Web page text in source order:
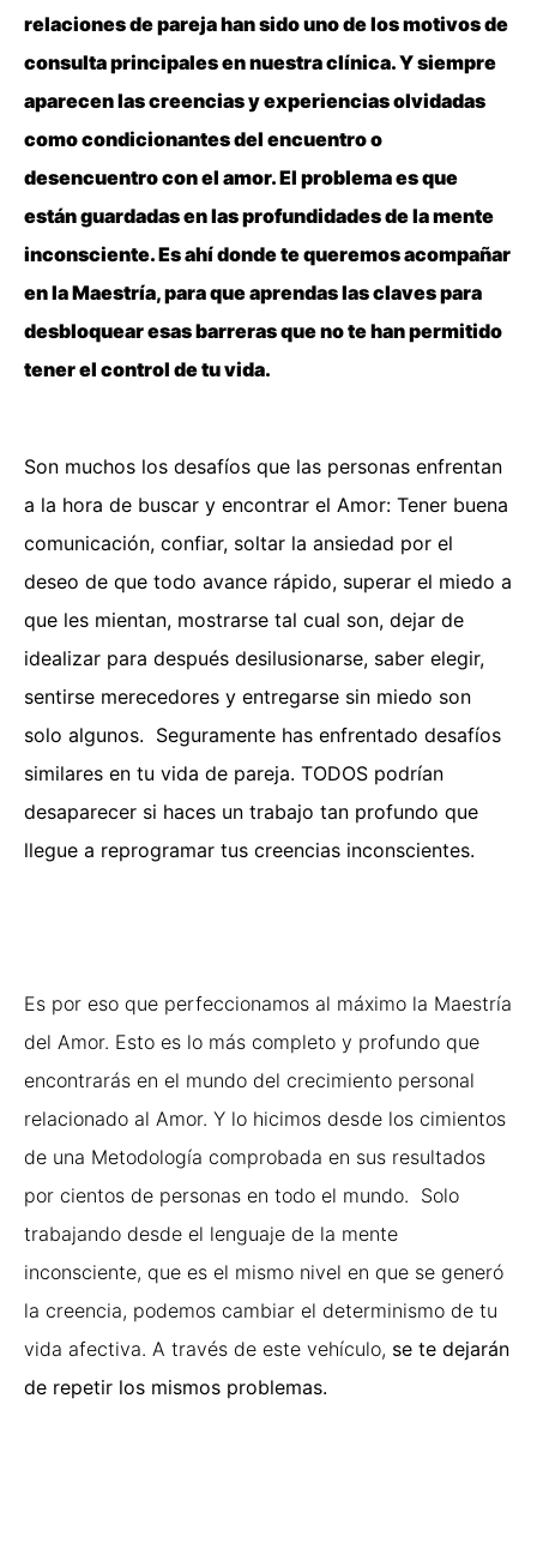
relaciones de pareja han sido uno de los motivos de
consulta principales en nuestra clínica. Y siempre
aparecen las creencias y experiencias olvidadas
como condicionantes del encuentro o
desencuentro con el amor. El problema es que
están guardadas en las profundidades de la mente
inconsciente. Es ahí donde te queremos acompañar
en la Maestría, para que aprendas las claves para
desbloquear esas barreras que no te han permitido
tener el control de tu vida.
Son muchos los desafíos que las personas enfrentan
a la hora de buscar y encontrar el Amor: Tener buena
comunicación, confiar, soltar la ansiedad por el
deseo de que todo avance rápido, superar el miedo a
que les mientan, mostrarse tal cual son, dejar de
idealizar para después desilusionarse, saber elegir,
sentirse merecedores y entregarse sin miedo son
solo algunos. Seguramente has enfrentado desafíos
similares en tu vida de pareja. TODOS podrían
desaparecer si haces un trabajo tan profundo que
llegue a reprogramar tus creencias inconscientes.
Es por eso que perfeccionamos al máximo la Maestría
del Amor. Esto es lo más completo y profundo que
encontrarás en el mundo del crecimiento personal
relacionado al Amor. Y lo hicimos desde los cimientos
de una Metodología comprobada en sus resultados
por cientos de personas en todo el mundo. Solo
trabajando desde el lenguaje de la mente
inconsciente, que es el mismo nivel en que se generó
la creencia, podemos cambiar el determinismo de tu
vida afectiva. A través de este vehículo, se te dejarán
de repetir los mismos problemas.